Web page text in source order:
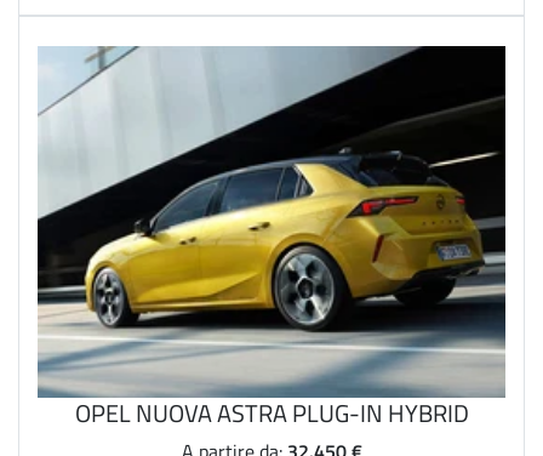
OPEL NUOVA ASTRA PLUG-IN HYBRID
32.450 €